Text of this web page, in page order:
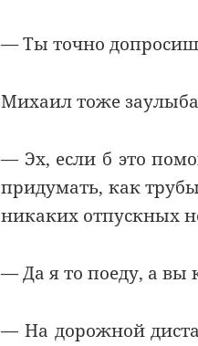
— Ты точно
Михаил тоже
— Эх, если б это
придумать, как
никаких отпускных
— Да я то поеду, а вы
— На дорожной